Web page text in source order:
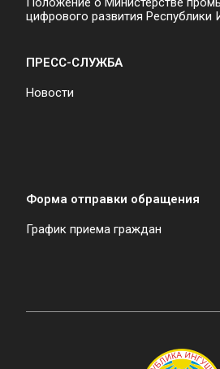
цифрового развития Республики
ПРЕСС-СЛУЖБА
Новости
Форма отправки обращения
График приема граждан